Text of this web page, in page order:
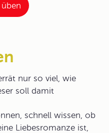
nur so viel, wie
soll damit
schnell wissen, ob
Liebesromanze ist,